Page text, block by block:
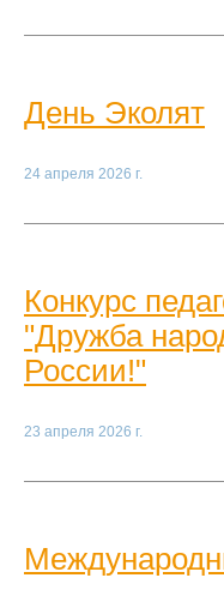
День Эколят
24 апреля 2026 г.
Конкурс
"Дружба
России!"
23 апреля 2026 г.